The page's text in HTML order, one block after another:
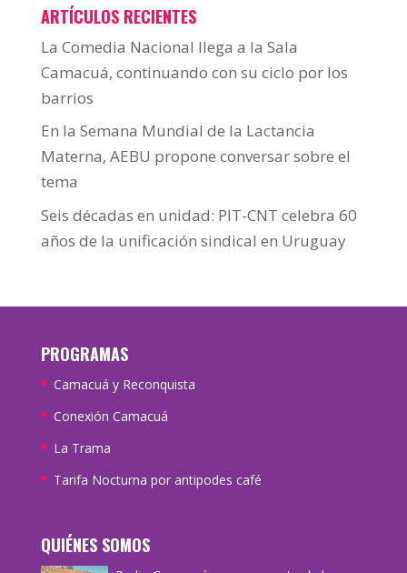
ARTÍCULOS RECIENTES
La Comedia Nacional llega a la Sala
Camacuá, continuando con su ciclo por los
barrios
En la Semana Mundial de la Lactancia
Materna, AEBU propone conversar sobre el
tema
Seis décadas en unidad: PIT-CNT celebra 60
años de la unificación sindical en Uruguay
PROGRAMAS
Camacuá y Reconquista
Conexión Camacuá
La Trama
Tarifa Nocturna por antipodes café
QUIÉNES SOMOS